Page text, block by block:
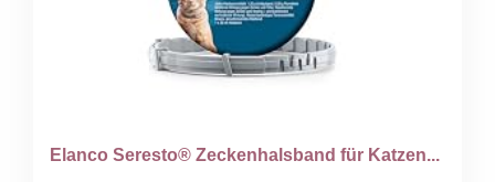
Elanco Seresto® Zeckenhalsband für Katzen...